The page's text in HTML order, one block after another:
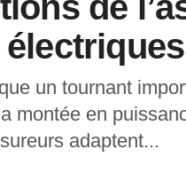
un tournant
montée en
adaptent...